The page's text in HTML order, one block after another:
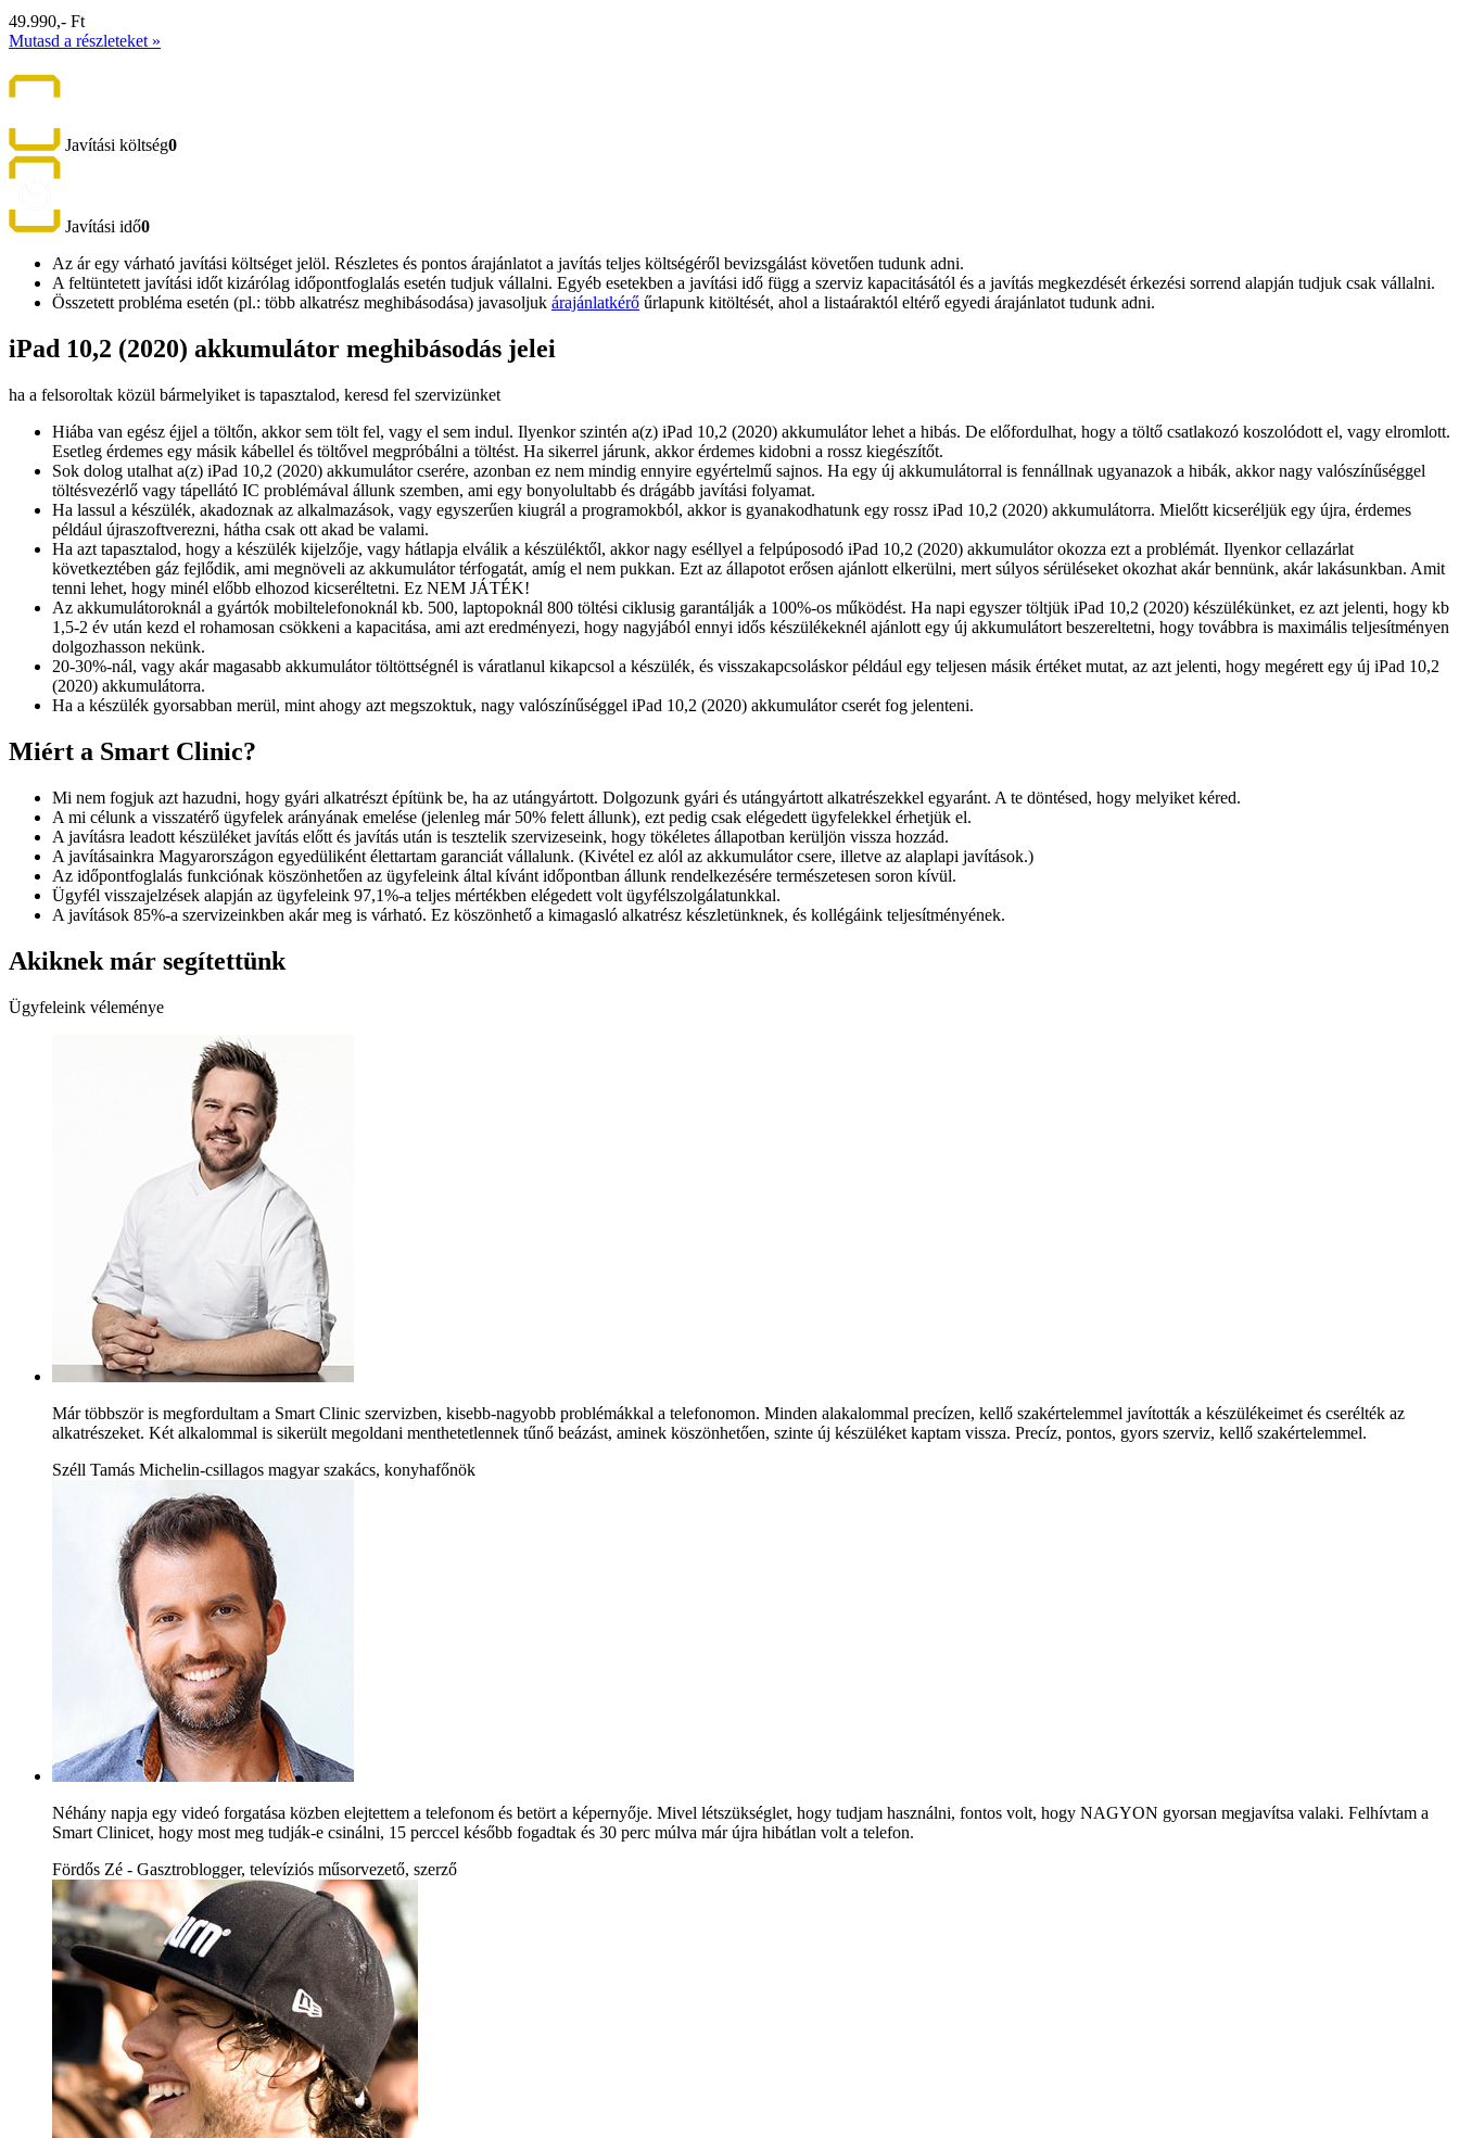
49.990,- Ft
Mutasd a részleteket »
Javítási költség0
Javítási idő0
Az ár egy várható javítási költséget jelöl. Részletes és pontos árajánlatot a javítás teljes költségéről bevizsgálást követően tudunk adni.
A feltüntetett javítási időt kizárólag időpontfoglalás esetén tudjuk vállalni. Egyéb esetekben a javítási idő függ a szerviz kapacitásától és a javítás megkezdését érkezési sorrend alapján tudjuk csak vállalni.
Összetett probléma esetén (pl.: több alkatrész meghibásodása) javasoljuk árajánlatkérő űrlapunk kitöltését, ahol a listaáraktól eltérő egyedi árajánlatot tudunk adni.
iPad 10,2 (2020) akkumulátor meghibásodás jelei
ha a felsoroltak közül bármelyiket is tapasztalod, keresd fel szervizünket
Hiába van egész éjjel a töltőn, akkor sem tölt fel, vagy el sem indul. Ilyenkor szintén a(z) iPad 10,2 (2020) akkumulátor lehet a hibás. De előfordulhat, hogy a töltő csatlakozó koszolódott el, vagy elromlott.
Esetleg érdemes egy másik kábellel és töltővel megpróbálni a töltést. Ha sikerrel járunk, akkor érdemes kidobni a rossz kiegészítőt.
Sok dolog utalhat a(z) iPad 10,2 (2020) akkumulátor cserére, azonban ez nem mindig ennyire egyértelmű sajnos. Ha egy új akkumulátorral is fennállnak ugyanazok a hibák, akkor nagy valószínűséggel
töltésvezérlő vagy tápellátó IC problémával állunk szemben, ami egy bonyolultabb és drágább javítási folyamat.
Ha lassul a készülék, akadoznak az alkalmazások, vagy egyszerűen kiugrál a programokból, akkor is gyanakodhatunk egy rossz iPad 10,2 (2020) akkumulátorra. Mielőtt kicseréljük egy újra, érdemes
például újraszoftverezni, hátha csak ott akad be valami.
Ha azt tapasztalod, hogy a készülék kijelzője, vagy hátlapja elválik a készüléktől, akkor nagy eséllyel a felpúposodó iPad 10,2 (2020) akkumulátor okozza ezt a problémát. Ilyenkor cellazárlat
következtében gáz fejlődik, ami megnöveli az akkumulátor térfogatát, amíg el nem pukkan. Ezt az állapotot erősen ajánlott elkerülni, mert súlyos sérüléseket okozhat akár bennünk, akár lakásunkban. Amit
tenni lehet, hogy minél előbb elhozod kicseréltetni. Ez NEM JÁTÉK!
Az akkumulátoroknál a gyártók mobiltelefonoknál kb. 500, laptopoknál 800 töltési ciklusig garantálják a 100%-os működést. Ha napi egyszer töltjük iPad 10,2 (2020) készülékünket, ez azt jelenti, hogy kb
1,5-2 év után kezd el rohamosan csökkeni a kapacitása, ami azt eredményezi, hogy nagyjából ennyi idős készülékeknél ajánlott egy új akkumulátort beszereltetni, hogy továbbra is maximális teljesítményen
dolgozhasson nekünk.
20-30%-nál, vagy akár magasabb akkumulátor töltöttségnél is váratlanul kikapcsol a készülék, és visszakapcsoláskor például egy teljesen másik értéket mutat, az azt jelenti, hogy megérett egy új iPad 10,2
(2020) akkumulátorra.
Ha a készülék gyorsabban merül, mint ahogy azt megszoktuk, nagy valószínűséggel iPad 10,2 (2020) akkumulátor cserét fog jelenteni.
Miért a Smart Clinic?
Mi nem fogjuk azt hazudni, hogy gyári alkatrészt építünk be, ha az utángyártott. Dolgozunk gyári és utángyártott alkatrészekkel egyaránt. A te döntésed, hogy melyiket kéred.
A mi célunk a visszatérő ügyfelek arányának emelése (jelenleg már 50% felett állunk), ezt pedig csak elégedett ügyfelekkel érhetjük el.
A javításra leadott készüléket javítás előtt és javítás után is tesztelik szervizeseink, hogy tökéletes állapotban kerüljön vissza hozzád.
A javításainkra Magyarországon egyedüliként élettartam garanciát vállalunk. (Kivétel ez alól az akkumulátor csere, illetve az alaplapi javítások.)
Az időpontfoglalás funkciónak köszönhetően az ügyfeleink által kívánt időpontban állunk rendelkezésére természetesen soron kívül.
Ügyfél visszajelzések alapján az ügyfeleink 97,1%-a teljes mértékben elégedett volt ügyfélszolgálatunkkal.
A javítások 85%-a szervizeinkben akár meg is várható. Ez köszönhető a kimagasló alkatrész készletünknek, és kollégáink teljesítményének.
Akiknek már segítettünk
Ügyfeleink véleménye
Már többször is megfordultam a Smart Clinic szervizben, kisebb-nagyobb problémákkal a telefonomon. Minden alakalommal precízen, kellő szakértelemmel javították a készülékeimet és cserélték az
alkatrészeket. Két alkalommal is sikerült megoldani menthetetlennek tűnő beázást, aminek köszönhetően, szinte új készüléket kaptam vissza. Precíz, pontos, gyors szerviz, kellő szakértelemmel.
Széll Tamás Michelin-csillagos magyar szakács, konyhafőnök
Néhány napja egy videó forgatása közben elejtettem a telefonom és betört a képernyője. Mivel létszükséglet, hogy tudjam használni, fontos volt, hogy NAGYON gyorsan megjavítsa valaki. Felhívtam a
Smart Clinicet, hogy most meg tudják-e csinálni, 15 perccel később fogadtak és 30 perc múlva már újra hibátlan volt a telefon.
Fördős Zé - Gasztroblogger, televíziós műsorvezető, szerző